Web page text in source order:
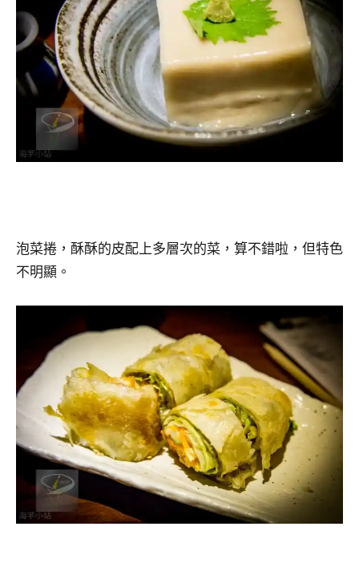
泡菜捲，酥酥的皮配上多層次的菜，算不錯啦，但特色
不明顯。